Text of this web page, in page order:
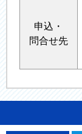
申込・
問合せ先